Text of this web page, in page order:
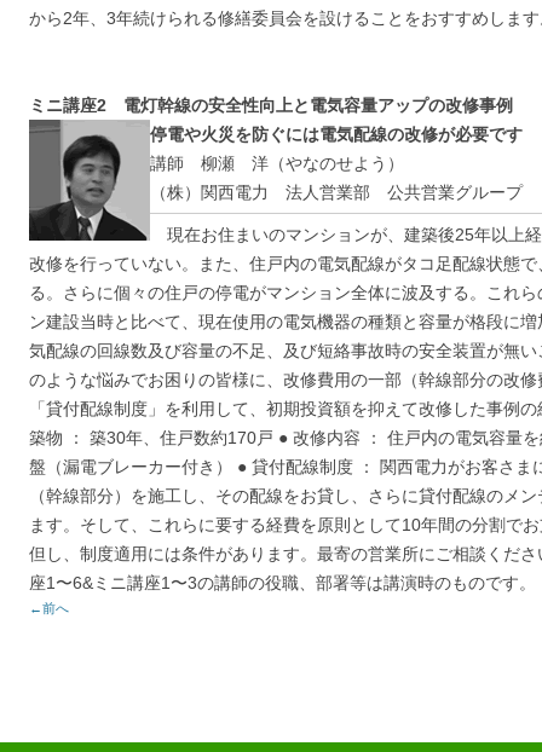
から2年、3年続けられる修繕委員会を設けることをおすすめしま
ミニ講座2 電灯幹線の安全性向上と電気容量アップの改修事例
停電や火災を防ぐには電気配線の改修が必要です
講師 柳瀬 洋（やなのせよう）
（株）関西電力 法人営業部 公共営業グループ
現在お住まいのマンションが、建築後25年以上
改修を行っていない。また、住戸内の電気配線がタコ足配線状態
る。さらに個々の住戸の停電がマンション全体に波及する。これ
ン建設当時と比べて、現在使用の電気機器の種類と容量が格段に
気配線の回線数及び容量の不足、及び短絡事故時の安全装置が無
のような悩みでお困りの皆様に、改修費用の一部（幹線部分の改
「貸付配線制度」を利用して、初期投資額を抑えて改修した事例
築物 ： 築30年、住戸数約170戸 ● 改修内容 ： 住戸内の電気容量
盤（漏電ブレーカー付き） ● 貸付配線制度 ： 関西電力がお客さま
（幹線部分）を施工し、その配線をお貸し、さらに貸付配線のメ
ます。そして、これらに要する経費を原則として10年間の分割で
但し、制度適用には条件があります。最寄の営業所にご相談く
座1〜6&ミニ講座1〜3の講師の役職、部署等は講演時のものです。
←前へ